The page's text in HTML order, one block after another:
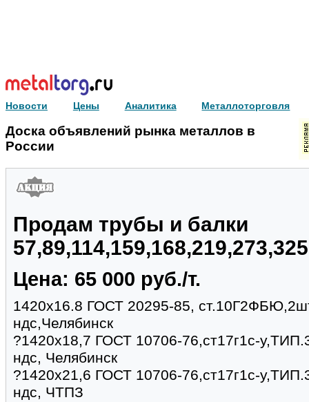
Новости Цены Аналитика Металлоторговля
Доска объявлений рынка металлов в
России
Продам трубы и балки
Цена: 65 000 руб./т.
1420х16.8 ГОСТ 20295-85,
ндс,Челябинск
?1420х18,7 ГОСТ 10706-76,ст17г1с-
ндс, Челябинск
?1420х21,6 ГОСТ 10706-76,ст17г1с-
ндс, ЧТПЗ